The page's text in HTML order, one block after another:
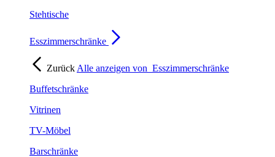
Stehtische
Esszimmerschränke
Zurück Alle anzeigen von Esszimmerschränke
Buffetschränke
Vitrinen
TV-Möbel
Barschränke